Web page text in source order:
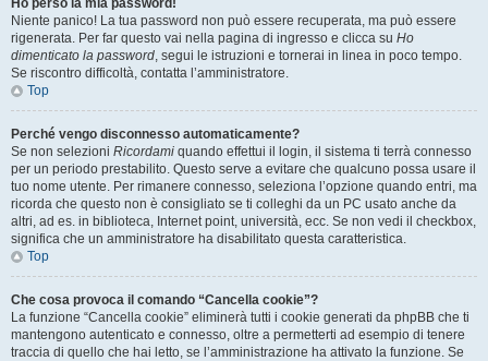
Ho perso la mia password!
Niente panico! La tua password non può essere recuperata, ma può essere
rigenerata. Per far questo vai nella pagina di ingresso e clicca su Ho
dimenticato la password, segui le istruzioni e tornerai in linea in poco tempo.
Se riscontro difficoltà, contatta l’amministratore.
Top
Perché vengo disconnesso automaticamente?
Se non selezioni Ricordami quando effettui il login, il sistema ti terrà connesso
per un periodo prestabilito. Questo serve a evitare che qualcuno possa usare il
tuo nome utente. Per rimanere connesso, seleziona l’opzione quando entri, ma
ricorda che questo non è consigliato se ti colleghi da un PC usato anche da
altri, ad es. in biblioteca, Internet point, università, ecc. Se non vedi il checkbox,
significa che un amministratore ha disabilitato questa caratteristica.
Top
Che cosa provoca il comando “Cancella cookie”?
La funzione “Cancella cookie” eliminerà tutti i cookie generati da phpBB che ti
mantengono autenticato e connesso, oltre a permetterti ad esempio di tenere
traccia di quello che hai letto, se l’amministrazione ha attivato la funzione. Se